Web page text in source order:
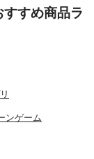
すめ商品ラ
ンゲーム